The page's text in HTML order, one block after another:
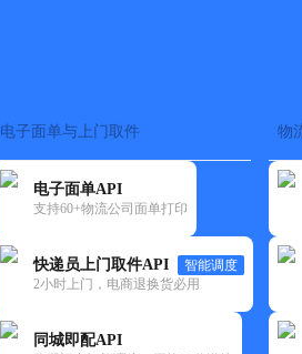
电子面单与上门取件
电子面单API
支持60+物流公司面单打印
快递员上门取件API
智能调度
2小时上门，电商退换货必用
同城即配API
物
NEW